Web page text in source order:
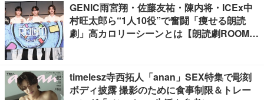
GENIC雨宮翔・佐藤友祐・陳内将・ICEx中
村旺太郎ら“1人10役”で奮闘「痩せる朗読
劇」高カロリーシーンとは【朗読劇ROOM2
timelesz寺西拓人「anan」SEX特集で彫刻
ボディ披露 撮影のために食事制限＆トレー